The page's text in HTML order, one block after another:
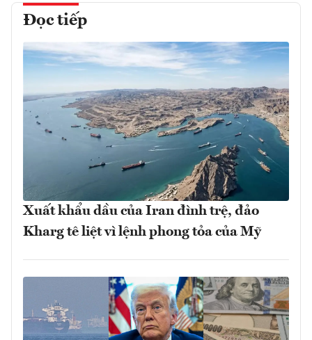
Đọc tiếp
Xuất khẩu dầu của Iran đình trệ, đảo
Kharg tê liệt vì lệnh phong tỏa của Mỹ